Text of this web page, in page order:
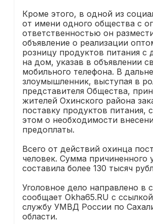
Кроме этого, в одной из
от имени одного общества с
ответственностью он
объявление о реализации
розницу продуктов питания с
на дом, указав в объявлении
мобильного телефона. В
злоумышленник, выступая в
представителя Общества,
жителей Охинского района
поставку продуктов питания,
этом о необходимости
предоплаты.
Всего от действий охинца
человек. Сумма причиненного
составила более 130 тысяч
Уголовное дело направлено в
сообщает Okha65.RU с
службу УМВД России по
области.